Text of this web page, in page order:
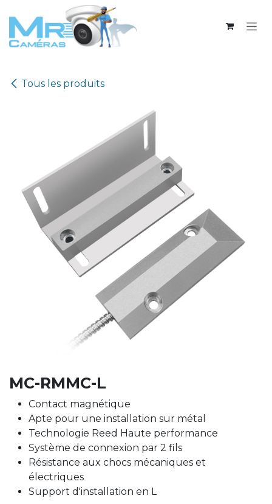
Se rendre au contenu
Tous les produits
MC-RMMC-L
Contact magnétique
Apte pour une installation sur métal
Technologie Reed Haute performance
Système de connexion par 2 fils
Résistance aux chocs mécaniques et
électriques
Support d'installation en L